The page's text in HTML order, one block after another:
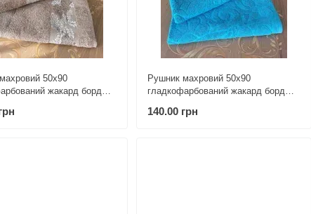
50х90
жакард бордюр
Рушник махровий 50х90
гладкофарбований жакард бордюр
140.00 грн